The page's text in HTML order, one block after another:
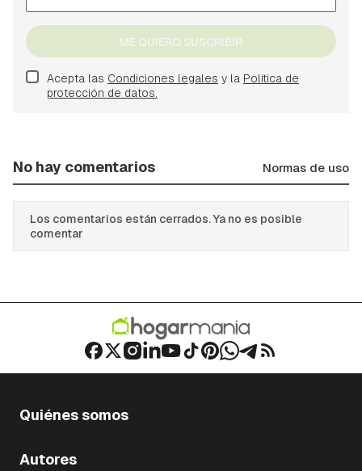
ME QUIERO SUSCRIBIR
Acepta las Condiciones legales y la Política de
protección de datos.
No hay comentarios Normas de uso
Los comentarios están cerrados. Ya no es posible
comentar
Quiénes somos
Autores